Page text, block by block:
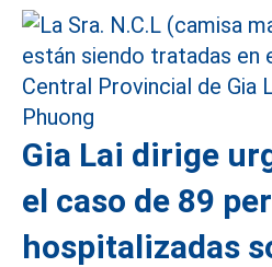
Gia Lai dirige
el caso de 89
hospitalizadas